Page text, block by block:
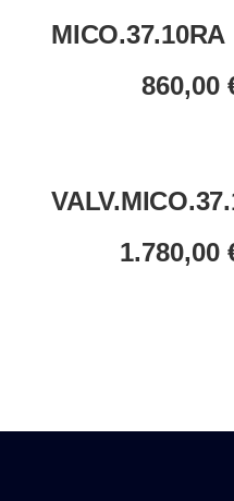
MICO.37.10RA
860,00
1.780,00